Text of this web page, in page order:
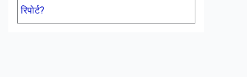
रिपोर्ट?